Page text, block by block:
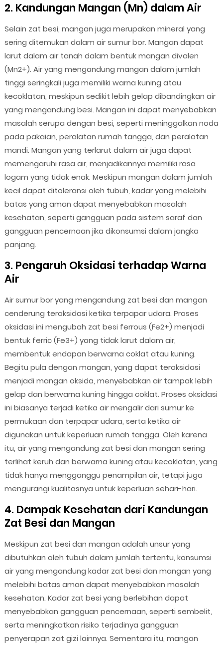
2. Kandungan Mangan (Mn) dalam Air
Selain zat besi, mangan juga merupakan mineral yang
sering ditemukan dalam air sumur bor. Mangan dapat
larut dalam air tanah dalam bentuk mangan divalen
(Mn2+). Air yang mengandung mangan dalam jumlah
tinggi seringkali juga memiliki warna kuning atau
kecoklatan, meskipun sedikit lebih gelap dibandingkan air
yang mengandung besi. Mangan ini dapat menyebabkan
masalah serupa dengan besi, seperti meninggalkan noda
pada pakaian, peralatan rumah tangga, dan peralatan
mandi. Mangan yang terlarut dalam air juga dapat
memengaruhi rasa air, menjadikannya memiliki rasa
logam yang tidak enak. Meskipun mangan dalam jumlah
kecil dapat ditoleransi oleh tubuh, kadar yang melebihi
batas yang aman dapat menyebabkan masalah
kesehatan, seperti gangguan pada sistem saraf dan
gangguan pencernaan jika dikonsumsi dalam jangka
panjang.
3. Pengaruh Oksidasi terhadap Warna
Air
Air sumur bor yang mengandung zat besi dan mangan
cenderung teroksidasi ketika terpapar udara. Proses
oksidasi ini mengubah zat besi ferrous (Fe2+) menjadi
bentuk ferric (Fe3+) yang tidak larut dalam air,
membentuk endapan berwarna coklat atau kuning.
Begitu pula dengan mangan, yang dapat teroksidasi
menjadi mangan oksida, menyebabkan air tampak lebih
gelap dan berwarna kuning hingga coklat. Proses oksidasi
ini biasanya terjadi ketika air mengalir dari sumur ke
permukaan dan terpapar udara, serta ketika air
digunakan untuk keperluan rumah tangga. Oleh karena
itu, air yang mengandung zat besi dan mangan sering
terlihat keruh dan berwarna kuning atau kecoklatan, yang
tidak hanya mengganggu penampilan air, tetapi juga
mengurangi kualitasnya untuk keperluan sehari-hari.
4. Dampak Kesehatan dari Kandungan
Zat Besi dan Mangan
Meskipun zat besi dan mangan adalah unsur yang
dibutuhkan oleh tubuh dalam jumlah tertentu, konsumsi
air yang mengandung kadar zat besi dan mangan yang
melebihi batas aman dapat menyebabkan masalah
kesehatan. Kadar zat besi yang berlebihan dapat
menyebabkan gangguan pencernaan, seperti sembelit,
serta meningkatkan risiko terjadinya gangguan
penyerapan zat gizi lainnya. Sementara itu, mangan